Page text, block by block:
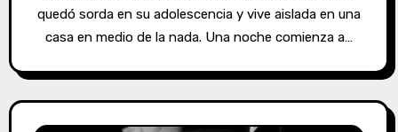
quedó sorda en su adolescencia y vive aislada en una
casa en medio de la nada. Una noche comienza a…